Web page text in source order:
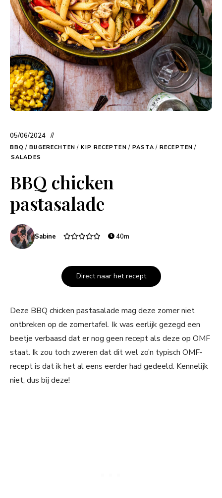
05/06/2024
BBQ / BIJGERECHTEN / KIP RECEPTEN / PASTA / RECEPTEN /
SALADES
BBQ chicken
pastasalade
Sabine 40m
Direct naar het recept
Deze BBQ chicken pastasalade mag deze zomer niet
ontbreken op de zomertafel. Ik was eerlijk gezegd een
beetje verbaasd dat er nog geen recept als deze op OMF
staat. Ik zou toch zweren dat dit wel zo’n typisch OMF-
recept is dat ik het al eens eerder had gedeeld. Kennelijk
niet, dus bij deze!